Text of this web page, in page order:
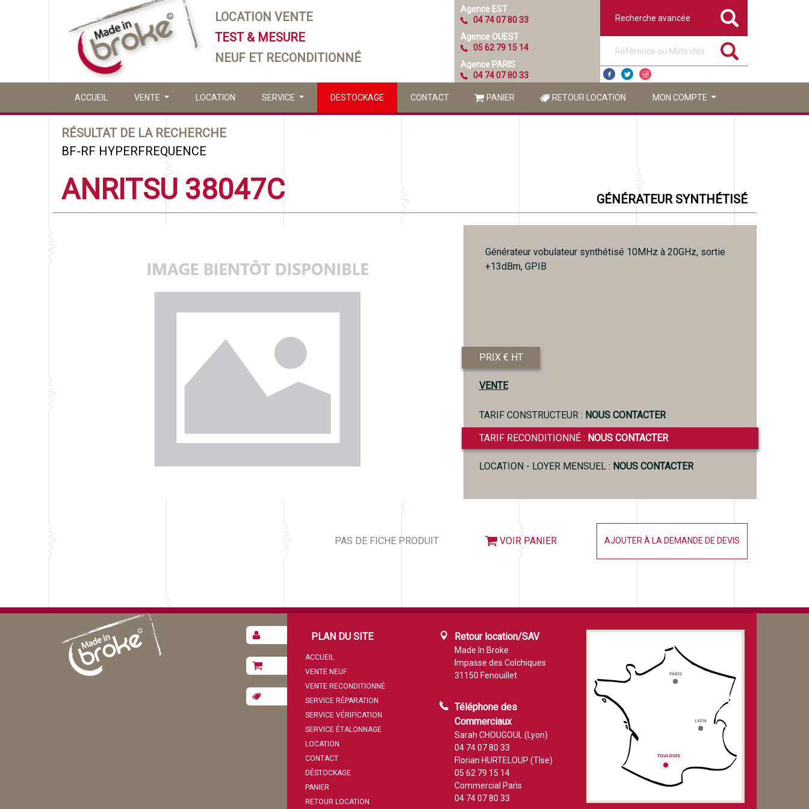
LOCATION VENTE
TEST & MESURE
NEUF ET RECONDITIONNÉ
Agence EST
04 74 07 80 33
Agence OUEST
05 62 79 15 14
Agence PARIS
04 74 07 80 33
Recherche avancée
ACCUEIL VENTE LOCATION SERVICE DESTOCKAGE CONTACT PANIER RETOUR LOCATION MON COMPTE
RÉSULTAT DE LA RECHERCHE
BF-RF HYPERFREQUENCE
ANRITSU 38047C GÉNÉRATEUR SYNTHÉTISÉ
Générateur vobulateur synthétisé 10MHz à 20GHz, sortie
+13dBm, GPIB
PRIX € HT
VENTE
TARIF CONSTRUCTEUR : NOUS CONTACTER
TARIF RECONDITIONNÉ : NOUS CONTACTER
LOCATION - LOYER MENSUEL : NOUS CONTACTER
PAS DE FICHE PRODUIT VOIR PANIER AJOUTER À LA DEMANDE DE DEVIS
PLAN DU SITE
ACCUEIL
VENTE NEUF
VENTE RECONDITIONNÉ
SERVICE RÉPARATION
SERVICE VÉRIFICATION
SERVICE ÉTALONNAGE
LOCATION
CONTACT
DÉSTOCKAGE
PANIER
RETOUR LOCATION
Retour location/SAV
Made In Broke
Impasse des Colchiques
31150 Fenouillet
Téléphone des
Commerciaux
Sarah CHOUGOUL (Lyon)
04 74 07 80 33
Florian HURTELOUP (Tlse)
05 62 79 15 14
Commercial Paris
04 74 07 80 33